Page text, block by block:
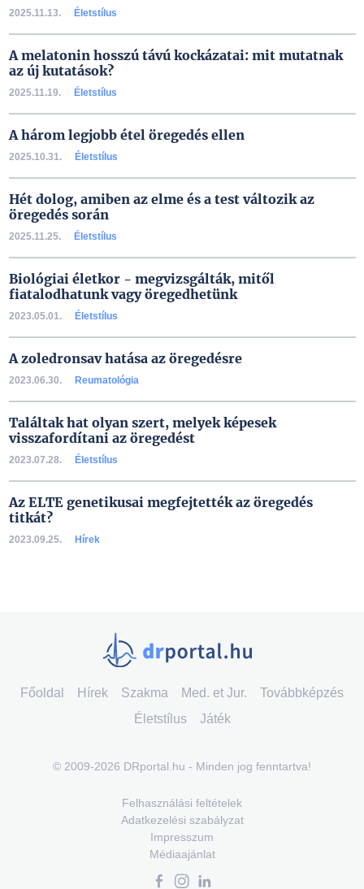
2025.11.13. Életstílus
A melatonin hosszú távú kockázatai: mit mutatnak
az új kutatások?
2025.11.19. Életstílus
A három legjobb étel öregedés ellen
2025.10.31. Életstílus
Hét dolog, amiben az elme és a test változik az
öregedés során
2025.11.25. Életstílus
Biológiai életkor - megvizsgálták, mitől
fiatalodhatunk vagy öregedhetünk
2023.05.01. Életstílus
A zoledronsav hatása az öregedésre
2023.06.30. Reumatológia
Találtak hat olyan szert, melyek képesek
visszafordítani az öregedést
2023.07.28. Életstílus
Az ELTE genetikusai megfejtették az öregedés
titkát?
2023.09.25. Hírek
Főoldal Hírek Szakma Med. et Jur.
Továbbképzés
Életstílus
Játék
© 2009-2026 DRportal.hu - Minden jog fenntartva!
Felhasználási feltételek
Adatkezelési szabályzat
Impresszum
Médiaajánlat